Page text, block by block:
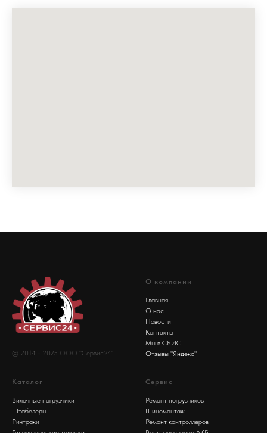
© 2014 - 2025 ООО "Сервис24"
О компании
Главная
О нас
Новости
Контакты
Мы в СБИС
Отзывы "Яндекс"
Каталог
Вилочные погрузчики
Штабелеры
Ричтраки
Сервис
Ремонт погрузчиков
Шиномонтаж
Ремонт контроллеров